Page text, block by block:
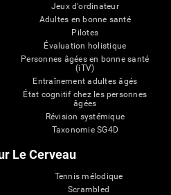
Jeux d'ordinateur
Adultes en bonne santé
Pilotes
Évaluation holistique
Personnes âgées en bonne santé
(iTV)
Entraînement adultes âgés
État cognitif chez les personnes
âgées
Révision systémique
Taxonomie SG4D
Le Cerveau
Tennis mélodique
Scrambled